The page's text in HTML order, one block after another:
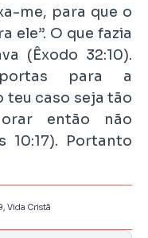
me, para que o
ele”. O que fazia
(Êxodo 32:10).
para a
teu caso seja tão
então não
10:17). Portanto
, Vida Cristã